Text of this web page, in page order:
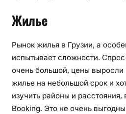
Жилье
Рынок жилья в Грузии, а
испытывает сложности.
очень большой, цены
жилье на небольшой срок и
изучить районы и
Booking. Это не очень